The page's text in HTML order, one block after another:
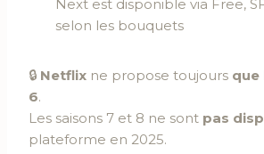
Next est disponible via Free,
selon les bouquets
🔒 Netflix ne propose toujours que
6.
Les saisons 7 et 8 ne sont pas
plateforme en 2025.